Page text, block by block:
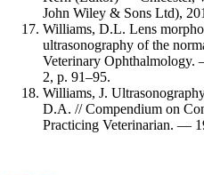
John Wiley & Sons Ltd),
Williams, D.L. Lens
ultrasonography of the
Veterinary Ophthalmology.
2, p. 91–95.
Williams, J.
D.A. // Compendium on
Practicing Veterinarian. ―